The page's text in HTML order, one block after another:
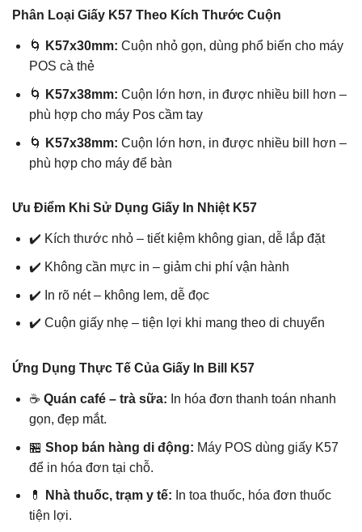
Phân Loại Giấy K57 Theo Kích Thước Cuộn
🌀 K57x30mm: Cuộn nhỏ gọn, dùng phổ biến cho máy
POS cà thẻ
🌀 K57x38mm: Cuộn lớn hơn, in được nhiều bill hơn –
phù hợp cho máy Pos cầm tay
🌀 K57x38mm: Cuộn lớn hơn, in được nhiều bill hơn –
phù hợp cho máy để bàn
Ưu Điểm Khi Sử Dụng Giấy In Nhiệt K57
✔️ Kích thước nhỏ – tiết kiệm không gian, dễ lắp đặt
✔️ Không cần mực in – giảm chi phí vận hành
✔️ In rõ nét – không lem, dễ đọc
✔️ Cuộn giấy nhẹ – tiện lợi khi mang theo di chuyển
Ứng Dụng Thực Tế Của Giấy In Bill K57
☕ Quán café – trà sữa: In hóa đơn thanh toán nhanh
gọn, đẹp mắt.
🏪 Shop bán hàng di động: Máy POS dùng giấy K57
để in hóa đơn tại chỗ.
💊 Nhà thuốc, trạm y tế: In toa thuốc, hóa đơn thuốc
tiện lợi.